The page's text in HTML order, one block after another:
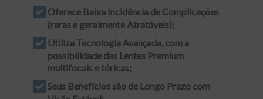
Oferece Baixa Incidência de Complicações
(raras e geralmente Atratáveis);
Utiliza Tecnologia Avançada, com a
possibilidade das Lentes Premium
multifocais e tóricas;
Seus Benefícios são de Longo Prazo com